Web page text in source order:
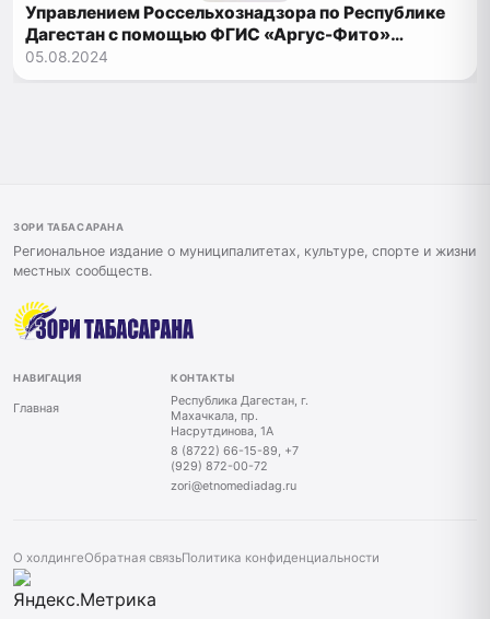
Управлением Россельхознадзора по Республике
Дагестан с помощью ФГИС «Аргус-Фито»
выявлены нарушения при перевозке
подкарантинной продукции
05.08.2024
ЗОРИ ТАБАСАРАНА
Региональное издание о муниципалитетах, культуре, спорте и жизни
местных сообществ.
НАВИГАЦИЯ
Главная
КОНТАКТЫ
Республика Дагестан, г.
Махачкала, пр.
Насрутдинова, 1А
8 (8722) 66-15-89, +7
(929) 872-00-72
zori@etnomediadag.ru
О холдингеОбратная связьПолитика конфиденциальности